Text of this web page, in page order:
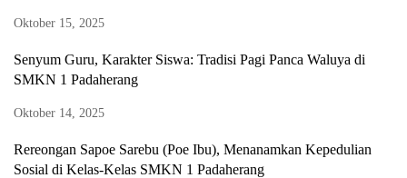
Oktober 15, 2025
Senyum Guru, Karakter Siswa: Tradisi Pagi Panca Waluya di
SMKN 1 Padaherang
Oktober 14, 2025
Rereongan Sapoe Sarebu (Poe Ibu), Menanamkan Kepedulian
Sosial di Kelas-Kelas SMKN 1 Padaherang